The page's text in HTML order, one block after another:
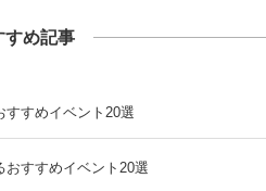
すめ記事
すすめイベント20選
すすめイベント20選